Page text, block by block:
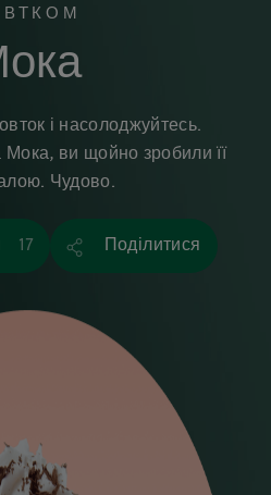
і насолоджуйтесь.
ви щойно зробили її
Чудово.
17 Поділитися